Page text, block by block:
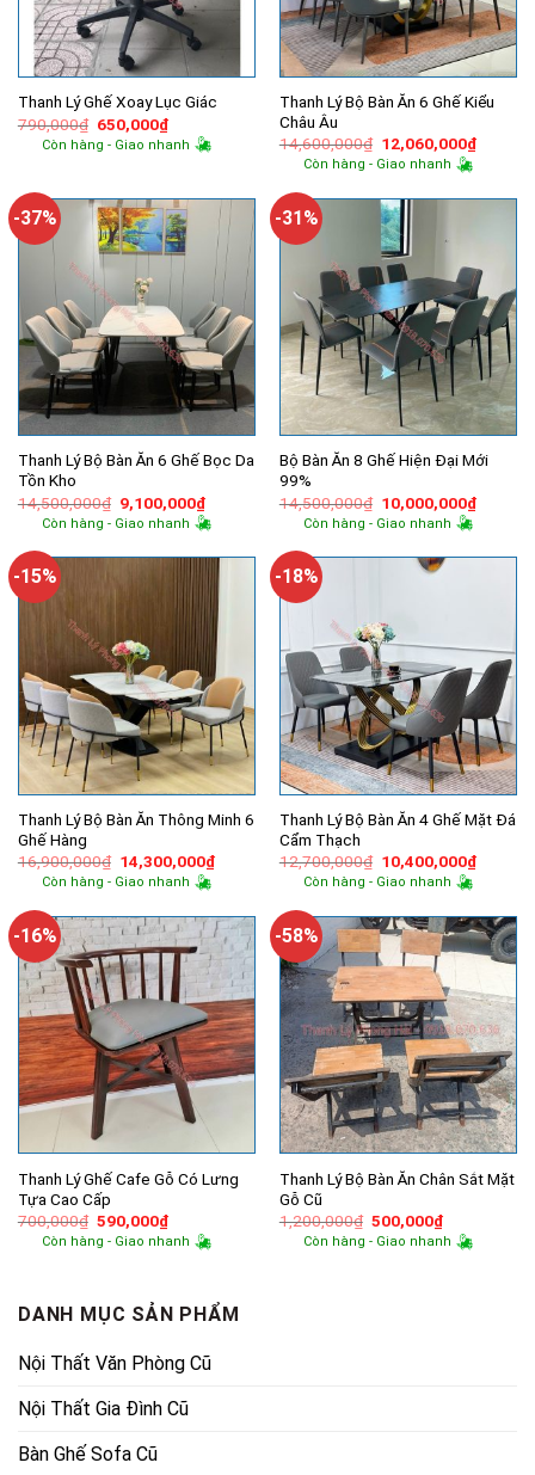
Thanh Lý Ghế Xoay Lục Giác
790,000₫ Giá
gốc
là:
650,000₫Giá
hiện
tại
Còn hàng - Giao nhanh
Thanh Lý Bộ Bàn Ăn 6 Ghế Kiểu
Châu Âu
14,600,000₫ Giá
gốc
là:
12,060,000₫Giá
hiện
Còn hàng - Giao nhanh
-37%
Thanh Lý Bộ Bàn Ăn 6 Ghế Bọc Da
Tồn Kho
14,500,000₫ Giá
gốc
là:
9,100,000₫Giá
hiện
tại
9,100,000₫.
Còn hàng - Giao nhanh
-31%
Bộ Bàn Ăn 8 Ghế Hiện Đại Mới
99%
14,500,000₫ Giá
gốc
là:
10,000,000₫Giá
hiện
Còn hàng - Giao nhanh
-15%
Thanh Lý Bộ Bàn Ăn Thông Minh 6
Ghế Hàng
16,900,000₫ Giá
gốc
là:
14,300,000₫Giá
hiện
14,300,000₫.
Còn hàng - Giao nhanh
-18%
Thanh Lý Bộ Bàn Ăn 4 Ghế Mặt Đá
Cẩm Thạch
12,700,000₫ Giá
gốc
là:
10,400,000₫Giá
hiện
Còn hàng - Giao nhanh
-16%
Thanh Lý Ghế Cafe Gỗ Có Lưng
Tựa Cao Cấp
700,000₫ Giá
gốc
là:
590,000₫Giá
hiện
tại
Còn hàng - Giao nhanh
-58%
Thanh Lý Bộ Bàn Ăn Chân Sắt Mặt
Gỗ Cũ
1,200,000₫ Giá
gốc
là:
500,000₫Giá
hiện
tại
Còn hàng - Giao nhanh
DANH MỤC SẢN PHẨM
Nội Thất Văn Phòng Cũ
Nội Thất Gia Đình Cũ
Bàn Ghế Sofa Cũ